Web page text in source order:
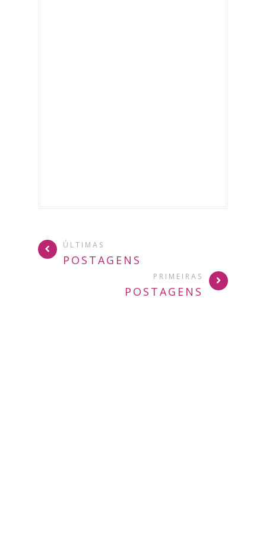
ÚLTIMAS
POSTAGENS
PRIMEIRAS
POSTAGENS